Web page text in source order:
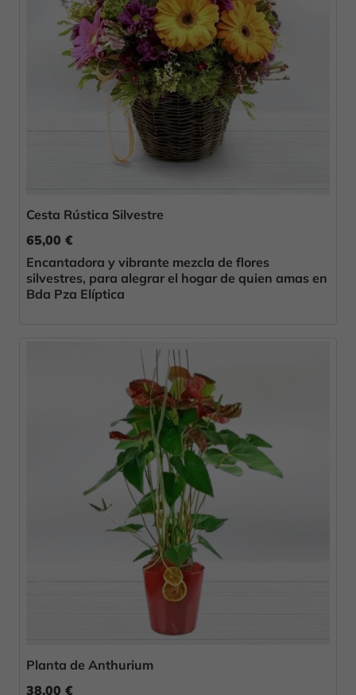
Cesta Rústica Silvestre
65,00 €
Encantadora y vibrante mezcla de flores
silvestres, para alegrar el hogar de quien amas en
Bda Pza Elíptica
Planta de Anthurium
38,00 €